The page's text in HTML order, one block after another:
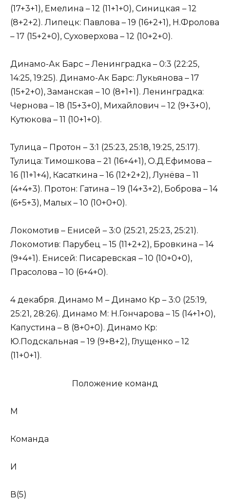
(17+3+1), Емелина – 12 (11+1+0), Синицкая – 12
(8+2+2). Липецк: Павлова – 19 (16+2+1), Н.Фролова
– 17 (15+2+0), Суховерхова – 12 (10+2+0).
Динамо-Ак Барс – Ленинградка – 0:3 (22:25,
14:25, 19:25). Динамо-Ак Барс: Лукьянова – 17
(15+2+0), Заманская – 10 (8+1+1). Ленинградка:
Чернова – 18 (15+3+0), Михайлович – 12 (9+3+0),
Кутюкова – 11 (10+1+0).
Тулица – Протон – 3:1 (25:23, 25:18, 19:25, 25:17).
Тулица: Тимошкова – 21 (16+4+1), О.Д.Ефимова –
16 (11+1+4), Касаткина – 16 (12+2+2), Лунёва – 11
(4+4+3). Протон: Гатина – 19 (14+3+2), Боброва – 14
(6+5+3), Малых – 10 (10+0+0).
Локомотив – Енисей – 3:0 (25:21, 25:23, 25:21).
Локомотив: Парубец – 15 (11+2+2), Бровкина – 14
(9+4+1). Енисей: Писаревская – 10 (10+0+0),
Прасолова – 10 (6+4+0).
4 декабря. Динамо М – Динамо Кр – 3:0 (25:19,
25:21, 28:26). Динамо М: Н.Гончарова – 15 (14+1+0),
Капустина – 8 (8+0+0). Динамо Кр:
Ю.Подскальная – 19 (9+8+2), Глущенко – 12
(11+0+1).
Положение команд
М
Команда
И
В(5)